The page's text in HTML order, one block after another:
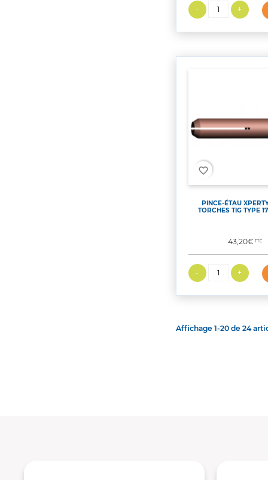
favorite_border
PINCE-ÉTAU
TORCHES TIG TYPE
Prix
43,20€TTC
Affichage 1-20 de 24